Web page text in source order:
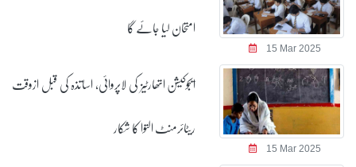
15 Mar 2025
امتحان لیا جائے گا
15 Mar 2025
ایجوکیشن اتھارٹیز کی لاپروائی، اساتذہ کی قبل ازوقت
ریٹائرمنٹ التوا کا شکار